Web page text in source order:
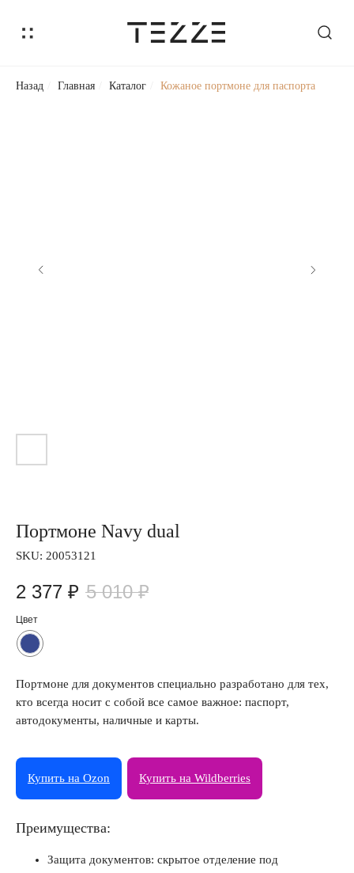
Назад Главная Каталог Кожаное портмоне для паспорта
Портмоне Navy dual
SKU: 20053121
2 377 ₽ 5 010 ₽
Цвет
Портмоне для документов специально разработано для тех,
кто всегда носит с собой все самое важное: паспорт,
автодокументы, наличные и карты.
Купить на Ozon Купить на Wildberries
Преимущества:
Защита документов: скрытое отделение под